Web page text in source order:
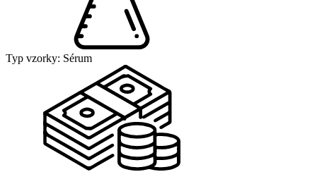
Typ vzorky: Sérum